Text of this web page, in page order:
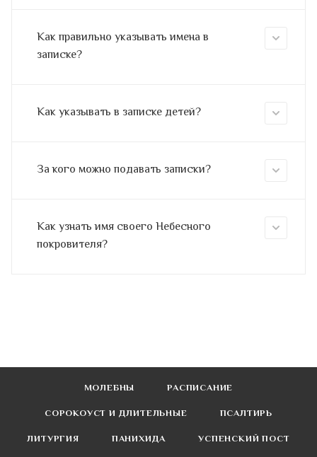
Как правильно указывать имена в
записке?
Как указывать в записке детей?
За кого можно подавать записки?
Как узнать имя своего Небесного
покровителя?
МОЛЕБНЫ
РАСПИСАНИЕ
СОРОКОУСТ И ДЛИТЕЛЬНЫЕ
ПСАЛТИРЬ
ЛИТУРГИЯ
ПАНИХИДА
УСПЕНСКИЙ ПОСТ